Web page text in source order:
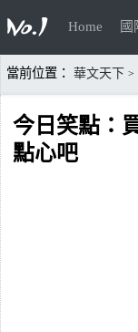
Home 國
當前位置： 華文天下 >
今日笑點：
點心吧